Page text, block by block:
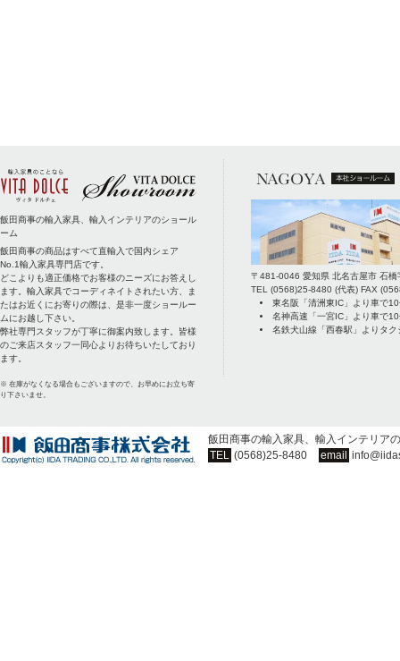
飯田商事の輸入家具、輸入インテリアのショール
ーム
飯田商事の商品はすべて直輸入で国内シェア
No.1輸入家具専門店です。
どこよりも適正価格でお客様のニーズにお答えし
ます。輸入家具でコーディネイトされたい方、ま
たはお近くにお寄りの際は、是非一度ショールー
ムにお越し下さい。
弊社専門スタッフが丁寧に御案内致します。皆様
のご来店スタッフ一同心よりお待ちいたしており
ます。
※ 在庫がなくなる場合もございますので、お早めにお立ち寄
り下さいませ。
〒 481-0046 愛知県 北名古屋市 石橋
TEL (0568)25-8480 (代表) FAX
東名阪「清洲東IC」より車で
名神高速「一宮IC」より車で
名鉄犬山線「西春駅」よりタ
飯田商事の輸入家具、輸入インテリア
TEL (0568)25-8480 email